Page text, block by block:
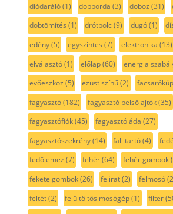
diódaráló(1) dobborda (3) doboz (31)
dobtömítés (1) drótpolc(9) dugó(1)
edény(5) egyszintes (7) elektronika (13)
elválasztó(1) előlap(60) energia
evőeszköz (5) ezüst színű(2) facsarókúp
fagyasztó(182) fagyasztó belső ajtók(35)
fagyasztófiók(45) fagyasztóláda (27)
fagyasztószekrény(14) fali tartó(4)
fedőlemez (7) fehér(64) fehér gombok
fekete gombok(26) felirat(2) felmosó
feltét(2) felültöltős mosógép(1) filter